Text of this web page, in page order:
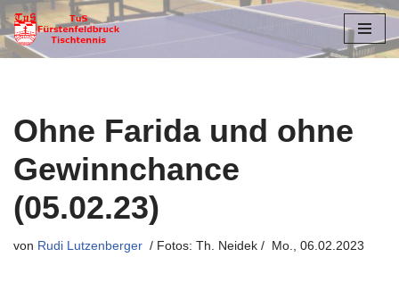
Zum
Ohne Farida und ohne
Gewinnchance
(05.02.23)
von Rudi Lutzenberger Mo., 06.02.2023